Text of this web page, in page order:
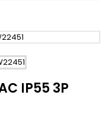
IP55 3P